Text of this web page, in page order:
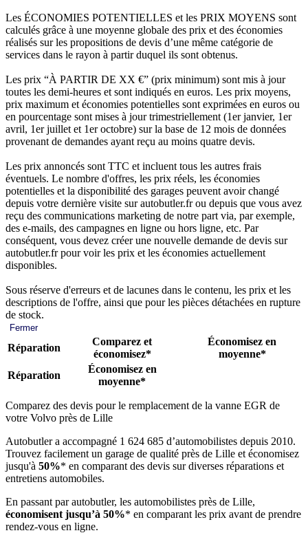
Les ÉCONOMIES POTENTIELLES et les PRIX MOYENS sont
calculés grâce à une moyenne globale des prix et des économies
réalisés sur les propositions de devis d’une même catégorie de
services dans le rayon à partir duquel ils sont obtenus.
Les prix “À PARTIR DE XX €” (prix minimum) sont mis à jour
toutes les demi-heures et sont indiqués en euros. Les prix moyens,
prix maximum et économies potentielles sont exprimées en euros ou
en pourcentage sont mises à jour trimestriellement (1er janvier, 1er
avril, 1er juillet et 1er octobre) sur la base de 12 mois de données
provenant de demandes ayant reçu au moins quatre devis.
Les prix annoncés sont TTC et incluent tous les autres frais
éventuels. Le nombre d'offres, les prix réels, les économies
potentielles et la disponibilité des garages peuvent avoir changé
depuis votre dernière visite sur autobutler.fr ou depuis que vous avez
reçu des communications marketing de notre part via, par exemple,
des e-mails, des campagnes en ligne ou hors ligne, etc. Par
conséquent, vous devez créer une nouvelle demande de devis sur
autobutler.fr pour voir les prix et les économies actuellement
disponibles.
Sous réserve d'erreurs et de lacunes dans le contenu, les prix et les
descriptions de l'offre, ainsi que pour les pièces détachées en rupture
de stock.
Fermer
Réparation
Comparez et
économisez*
Économisez en
moyenne*
Réparation
Économisez en
moyenne*
Comparez des devis pour le remplacement de la vanne EGR de
votre Volvo près de Lille
Autobutler a accompagné 1 624 685 d’automobilistes depuis 2010.
Trouvez facilement un garage de qualité près de Lille et économisez
jusqu'à 50%* en comparant des devis sur diverses réparations et
entretiens automobiles.
En passant par autobutler, les automobilistes près de Lille,
économisent jusqu’à 50%* en comparant les prix avant de prendre
rendez-vous en ligne.